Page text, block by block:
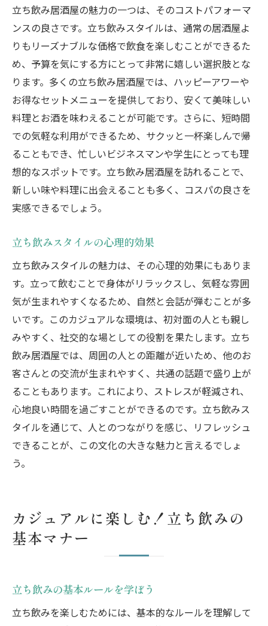
立ち飲み居酒屋の魅力の一つは、そのコストパフォーマ
ンスの良さです。立ち飲みスタイルは、通常の居酒屋よ
りもリーズナブルな価格で飲食を楽しむことができるた
め、予算を気にする方にとって非常に嬉しい選択肢とな
ります。多くの立ち飲み居酒屋では、ハッピーアワーや
お得なセットメニューを提供しており、安くて美味しい
料理とお酒を味わえることが可能です。さらに、短時間
での気軽な利用ができるため、サクッと一杯楽しんで帰
ることもでき、忙しいビジネスマンや学生にとっても理
想的なスポットです。立ち飲み居酒屋を訪れることで、
新しい味や料理に出会えることも多く、コスパの良さを
実感できるでしょう。
立ち飲みスタイルの心理的効果
立ち飲みスタイルの魅力は、その心理的効果にもありま
す。立って飲むことで身体がリラックスし、気軽な雰囲
気が生まれやすくなるため、自然と会話が弾むことが多
いです。このカジュアルな環境は、初対面の人とも親し
みやすく、社交的な場としての役割を果たします。立ち
飲み居酒屋では、周囲の人との距離が近いため、他のお
客さんとの交流が生まれやすく、共通の話題で盛り上が
ることもあります。これにより、ストレスが軽減され、
心地良い時間を過ごすことができるのです。立ち飲みス
タイルを通じて、人とのつながりを感じ、リフレッシュ
できることが、この文化の大きな魅力と言えるでしょ
う。
カジュアルに楽しむ！立ち飲みの
基本マナー
立ち飲みの基本ルールを学ぼう
立ち飲みを楽しむためには、基本的なルールを理解して